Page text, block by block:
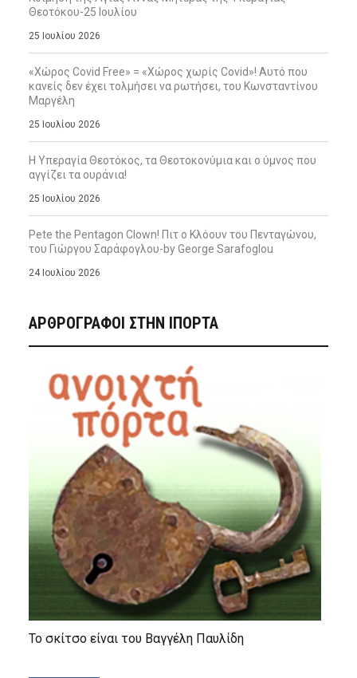
Θεοτόκου-25 Ιουλίου
25 Ιουλίου 2026
«Χώρος Covid Free» = «Χώρος χωρίς Covid»! Αυτό που
κανείς δεν έχει τολμήσει να ρωτήσει, του Κωνσταντίνου
Μαργέλη
25 Ιουλίου 2026
Η Υπεραγία Θεοτόκος, τα Θεοτοκονύμια και ο ύμνος που
αγγίζει τα ουράνια!
25 Ιουλίου 2026
Pete the Pentagon Clown! Πιτ ο Κλόουν του Πενταγώνου,
του Γιώργου Σαράφογλου-by George Sarafoglou
24 Ιουλίου 2026
ΑΡΘΡΟΓΡΑΦΟΙ ΣΤΗΝ IΠΟΡΤΑ
Το σκίτσο είναι του Βαγγέλη Παυλίδη